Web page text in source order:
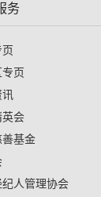
务
页
英会
基金
人管理协会